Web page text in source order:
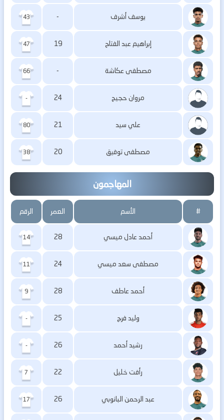
يوسف أشرف -
43
إبراهيم عبد الفتاح 19
47
مصطفى عكاشة -
66
مروان حجيج 24
-
علي سيد 21
80
مصطفى توفيق 20
38
المهاجمون
# الأسم العمر الرقم
أحمد عادل ميسي 28
14
مصطفى سعد ميسي 24
11
أحمد عاطف 28
9
وليد فرج 25
-
رشيد أحمد 26
-
رأفت خليل 22
7
عبد الرحمن البانوبي 26
17